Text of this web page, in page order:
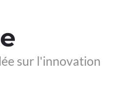
sur l'innovation